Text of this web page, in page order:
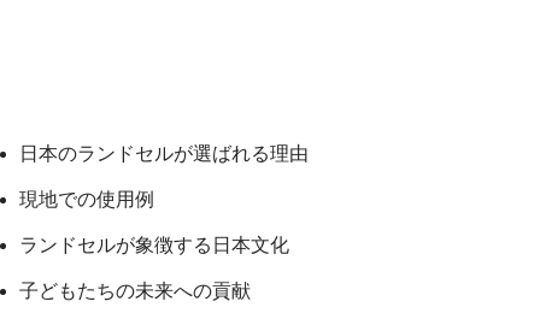
日本のランドセルが選ばれる理由
現地での使用例
ランドセルが象徴する日本文化
子どもたちの未来への貢献